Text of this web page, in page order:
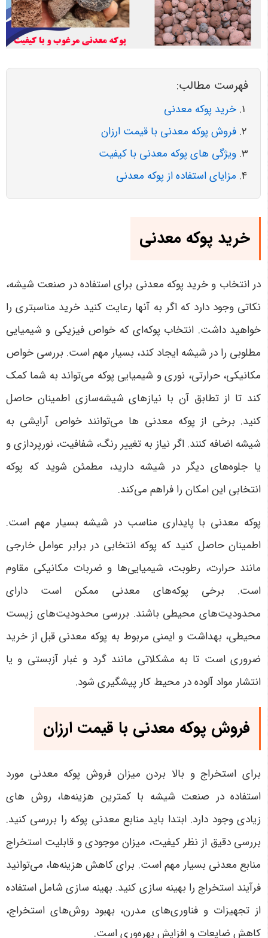
فهرست مطالب:
خرید پوکه معدنی
فروش پوکه معدنی با قیمت ارزان
ویژگی های پوکه معدنی با کیفیت
مزایای استفاده از پوکه معدنی
خرید پوکه معدنی
در انتخاب و خرید پوکه معدنی برای استفاده در صنعت شیشه،
نکاتی وجود دارد که اگر به آنها رعایت کنید خرید مناسبتری را
خواهید داشت. انتخاب پوکه‌ای که خواص فیزیکی و شیمیایی
مطلوبی را در شیشه ایجاد کند، بسیار مهم است. بررسی خواص
مکانیکی، حرارتی، نوری و شیمیایی پوکه می‌تواند به شما کمک
کند تا از تطابق آن با نیازهای شیشه‌سازی اطمینان حاصل
کنید. برخی از پوکه معدنی ها می‌توانند خواص آرایشی به
شیشه اضافه کنند. اگر نیاز به تغییر رنگ، شفافیت، نورپردازی و
یا جلوه‌های دیگر در شیشه دارید، مطمئن شوید که پوکه
انتخابی این امکان را فراهم می‌کند.
پوکه معدنی با پایداری مناسب در شیشه بسیار مهم است.
اطمینان حاصل کنید که پوکه انتخابی در برابر عوامل خارجی
مانند حرارت، رطوبت، شیمیایی‌ها و ضربات مکانیکی مقاوم
است. برخی پوکه‌های معدنی ممکن است دارای
محدودیت‌های محیطی باشند. بررسی محدودیت‌های زیست
محیطی، بهداشت و ایمنی مربوط به پوکه معدنی قبل از خرید
ضروری است تا به مشکلاتی مانند گرد و غبار آزبستی و یا
انتشار مواد آلوده در محیط کار پیشگیری شود.
فروش پوکه معدنی با قیمت ارزان
برای استخراج و بالا بردن میزان فروش پوکه معدنی مورد
استفاده در صنعت شیشه با کمترین هزینه‌ها، روش های
زیادی وجود دارد. ابتدا باید منابع معدنی پوکه را بررسی کنید.
بررسی دقیق از نظر کیفیت، میزان موجودی و قابلیت استخراج
منابع معدنی بسیار مهم است. برای کاهش هزینه‌ها، می‌توانید
فرآیند استخراج را بهینه سازی کنید. بهینه سازی شامل استفاده
از تجهیزات و فناوری‌های مدرن، بهبود روش‌های استخراج،
کاهش ضایعات و افزایش بهره‌وری است.